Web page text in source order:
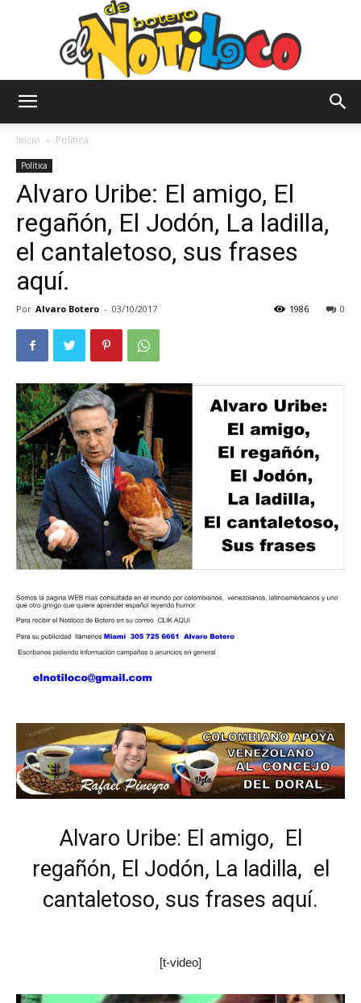
Notiloco
de
Inicio Política
Política
Alvaro Uribe: El amigo, El
regañón, El Jodón, La ladilla,
el cantaletoso, sus frases
aquí.
Por Alvaro Botero - 03/10/2017 0
1986
Alvaro Uribe: El amigo, El
regañón, El Jodón, La ladilla, el
cantaletoso, sus frases aquí.
[t-video]